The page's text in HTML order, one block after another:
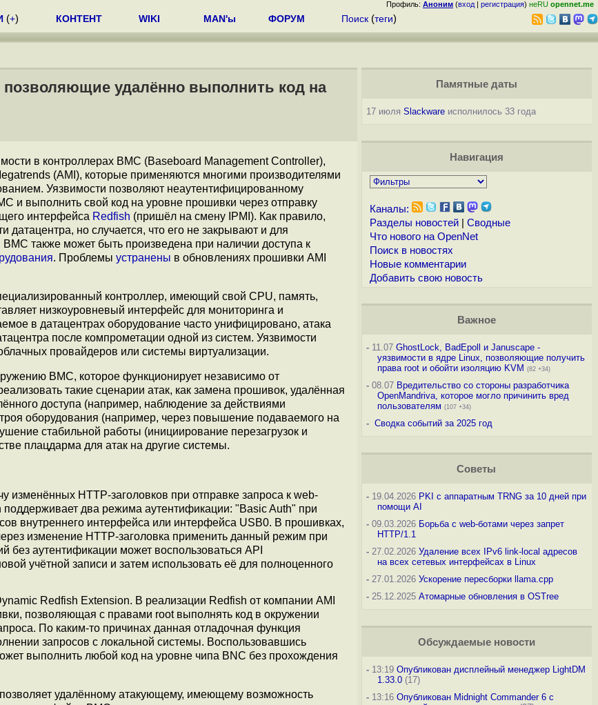
Профиль: Аноним (вход | регистрация) неRU opennet.me
(+) КОНТЕНТ WIKI MAN'ы ФОРУМ Поиск (теги)
удалённо выполнить код на
в контроллерах BMC (Baseboard Management Сontroller),
(AMI), которые применяются многими производителями
Уязвимости позволяют неаутентифицированному
и выполнить свой код на уровне прошивки через отправку
интерфейса Redfish (пришёл на смену IPMI). Как правило,
датацентра, но случается, что его не закрывают и для
также может быть произведена при наличии доступа к
. Проблемы устранены в обновлениях прошивки AMI
контроллер, имеющий свой CPU, память,
низкоуровневый интерфейс для мониторинга и
в датацентрах оборудование часто унифицировано, атака
после компрометации одной из систем. Уязвимости
провайдеров или системы виртуализации.
BMC, которое функционирует независимо от
такие сценарии атак, как замена прошивок, удалённая
доступа (например, наблюдение за действиями
оборудования (например, через повышение подаваемого на
стабильной работы (инициирование перезагрузок и
плацдарма для атак на другие системы.
изменённых HTTP-заголовков при отправке запроса к web-
два режима аутентификации: "Basic Auth" при
внутреннего интерфейса или интерфейса USB0. В прошивках,
изменение HTTP-заголовка применить данный режим при
аутентификации может воспользоваться API
учётной записи и затем использовать её для полноценного
Redfish Extension. В реализации Redfish от компании AMI
позволяющая с правами root выполнять код в окружении
По каким-то причинах данная отладочная функция
запросов с локальной системы. Воспользовавшись
выполнить любой код на уровне чипа BNC без прохождения
удалённому атакующему, имеющему возможность
Памятные даты
17 июля Slackwareисполнилось 33 года
Навигация
Каналы:
Разделы новостей| Сводные
Что нового на OpenNet
Поиск в новостях
Новые комментарии
Добавить свою новость
Важное
-11.07 GhostLock, BadEpoll и Januscape -
уязвимости в ядре Linux, позволяющие получить
права root и обойти изоляцию KVM (82 +34)
-08.07 Вредительство со стороны разработчика
OpenMandriva, которое могло причинить вред
пользователям (107 +34)
- Сводка событий за 2025 год
Советы
-19.04.2026 PKI с аппаратным TRNG за 10 дней при
помощи AI
-09.03.2026 Борьба с web-ботами через запрет
HTTP/1.1
-27.02.2026 Удаление всех IPv6 link-local адресов
на всех сетевых интерфейсах в Linux
-27.01.2026 Ускорение пересборки llama.cpp
-25.12.2025 Атомарные обновления в OSTree
Обсуждаемые новости
-13:19 Опубликован дисплейный менеджер LightDM
1.33.0(17)
-13:16 Опубликован Midnight Commander 6 c